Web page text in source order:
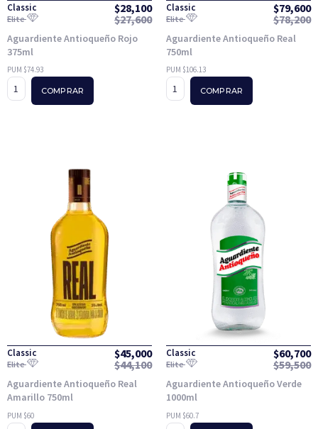
Classic $28,100
Elite $27,600
Aguardiente Antioqueño Rojo
375ml
PUM $74.93
COMPRAR
Classic $79,600
Elite $78,200
Aguardiente Antioqueño Real
750ml
PUM $106.13
COMPRAR
Classic $45,000
Elite $44,100
Aguardiente Antioqueño Real
Amarillo 750ml
PUM $60
Classic $60,700
Elite $59,500
Aguardiente Antioqueño Verde
1000ml
PUM $60.7